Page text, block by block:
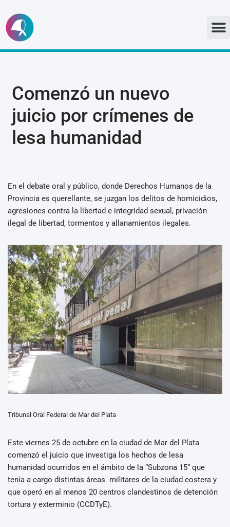
Ir
al
Comenzó un nuevo
juicio por crímenes de
lesa humanidad
En el debate oral y público, donde Derechos Humanos de la
Provincia es querellante, se juzgan los delitos de homicidios,
agresiones contra la libertad e integridad sexual, privación
ilegal de libertad, tormentos y allanamientos ilegales.
Tribunal Oral Federal de Mar del Plata
Este viernes 25 de octubre en la ciudad de Mar del Plata
comenzó el juicio que investiga los hechos de lesa
humanidad ocurridos en el ámbito de la “Subzona 15” que
tenía a cargo distintas áreas militares de la ciudad costera y
que operó en al menos 20 centros clandestinos de detención
tortura y exterminio (CCDTyE).